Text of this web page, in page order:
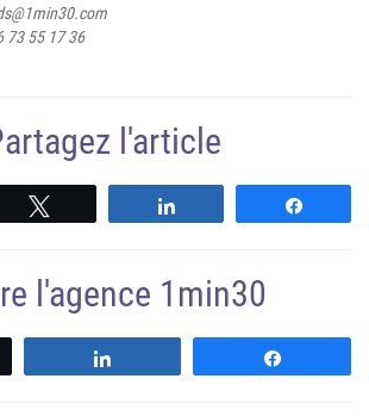
73 55 17 36
l'article
l'agence 1min30